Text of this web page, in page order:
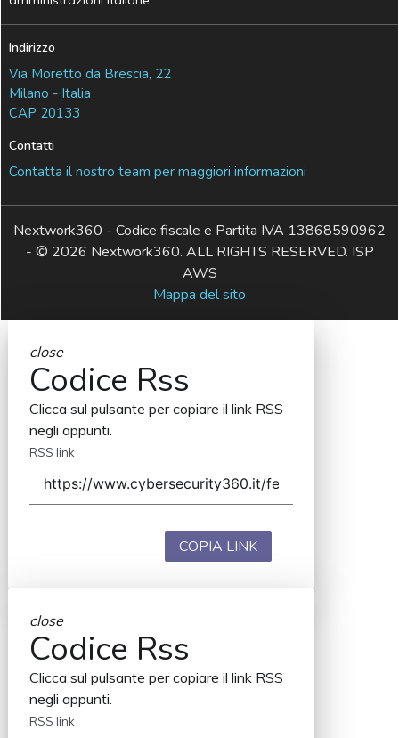
Indirizzo
Via Moretto da Brescia, 22
Milano - Italia
CAP 20133
Contatti
Contatta il nostro team per maggiori informazioni
Nextwork360 - Codice fiscale e Partita IVA 13868590962
- © 2026 Nextwork360. ALL RIGHTS RESERVED. ISP
AWS
Mappa del sito
close
Codice Rss
Clicca sul pulsante per copiare il link RSS
negli appunti.
RSS link
COPIA LINK
close
Codice Rss
Clicca sul pulsante per copiare il link RSS
negli appunti.
RSS link